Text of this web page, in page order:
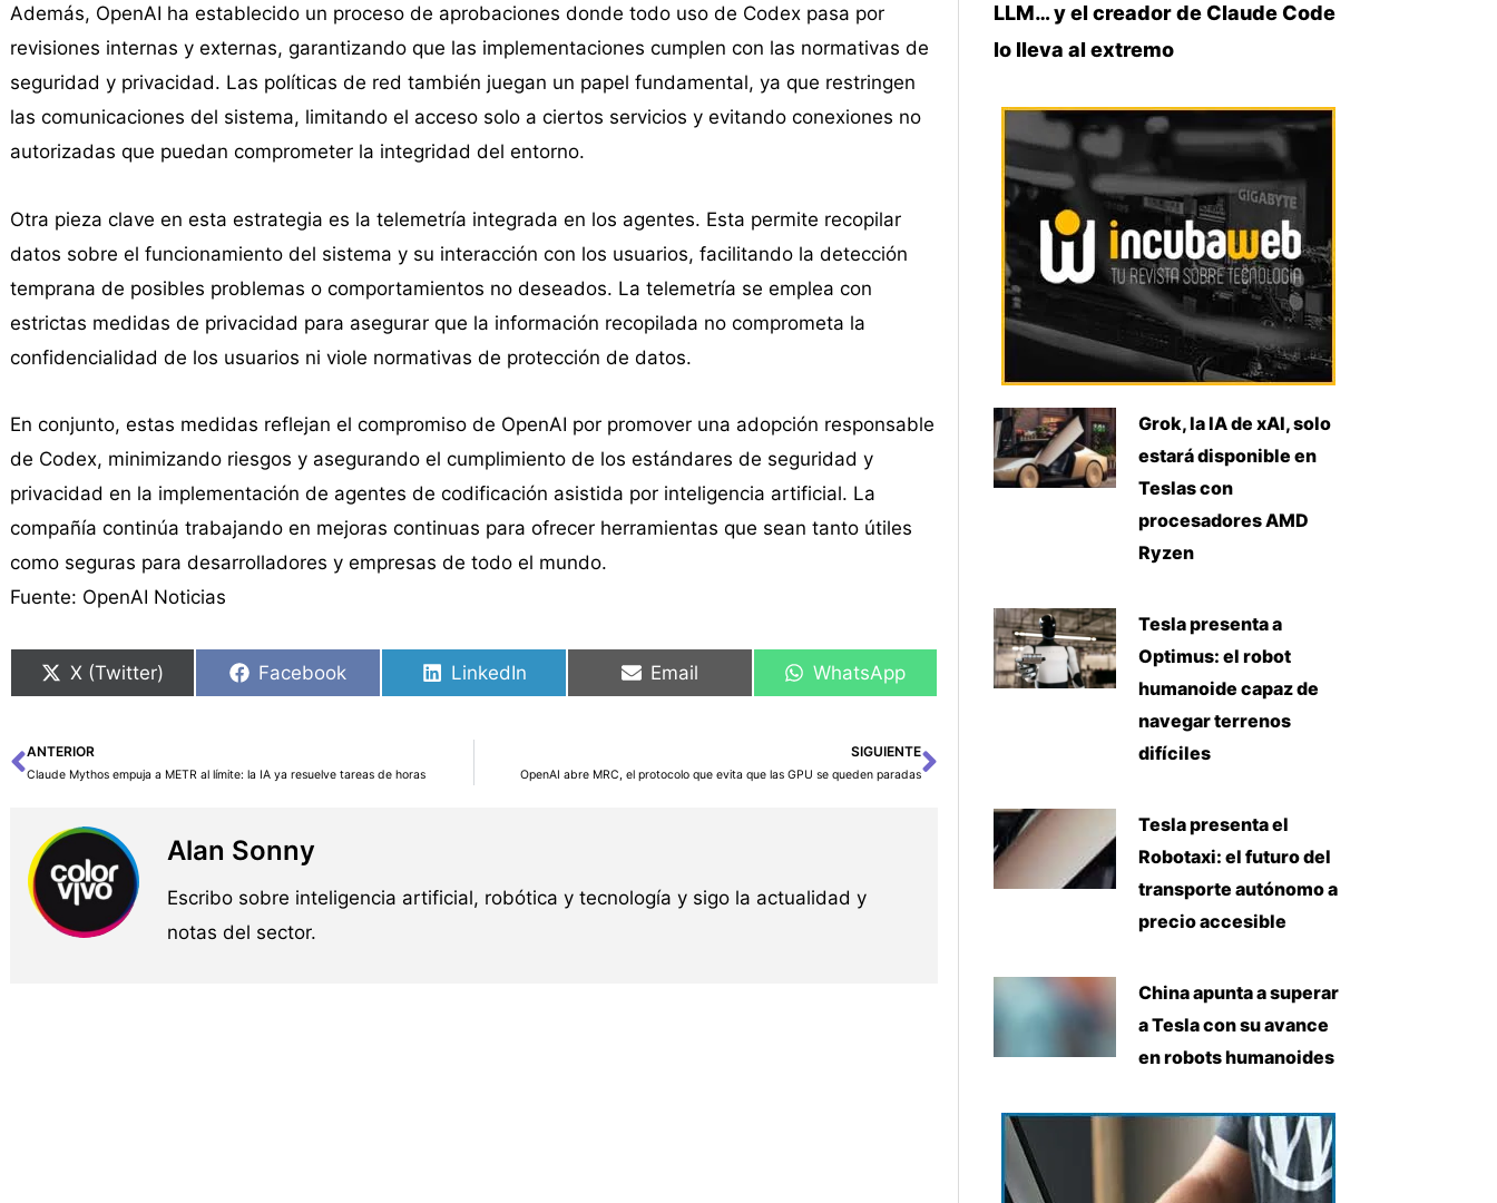
Además, OpenAI ha establecido un proceso de aprobaciones donde todo uso de Codex pasa por
revisiones internas y externas, garantizando que las implementaciones cumplen con las normativas de
seguridad y privacidad. Las políticas de red también juegan un papel fundamental, ya que restringen
las comunicaciones del sistema, limitando el acceso solo a ciertos servicios y evitando conexiones no
autorizadas que puedan comprometer la integridad del entorno.
Otra pieza clave en esta estrategia es la telemetría integrada en los agentes. Esta permite recopilar
datos sobre el funcionamiento del sistema y su interacción con los usuarios, facilitando la detección
temprana de posibles problemas o comportamientos no deseados. La telemetría se emplea con
estrictas medidas de privacidad para asegurar que la información recopilada no comprometa la
confidencialidad de los usuarios ni viole normativas de protección de datos.
En conjunto, estas medidas reflejan el compromiso de OpenAI por promover una adopción responsable
de Codex, minimizando riesgos y asegurando el cumplimiento de los estándares de seguridad y
privacidad en la implementación de agentes de codificación asistida por inteligencia artificial. La
compañía continúa trabajando en mejoras continuas para ofrecer herramientas que sean tanto útiles
como seguras para desarrolladores y empresas de todo el mundo.
Fuente: OpenAI Noticias
X (Twitter) Facebook LinkedIn Email WhatsApp
Ant
ANTERIOR
Claude Mythos empuja a METR al límite: la IA ya resuelve tareas de horas
SIGUIENTE
OpenAI abre MRC, el protocolo que evita que las GPU se queden paradasSiguiente
Alan Sonny
Escribo sobre inteligencia artificial, robótica y tecnología y sigo la actualidad y
notas del sector.
LLM… y el creador de Claude Code
lo lleva al extremo
Grok, la IA de xAI, solo
estará disponible en
Teslas con
procesadores AMD
Ryzen
Tesla presenta a
Optimus: el robot
humanoide capaz de
navegar terrenos
difíciles
Tesla presenta el
Robotaxi: el futuro del
transporte autónomo a
precio accesible
China apunta a superar
a Tesla con su avance
en robots humanoides